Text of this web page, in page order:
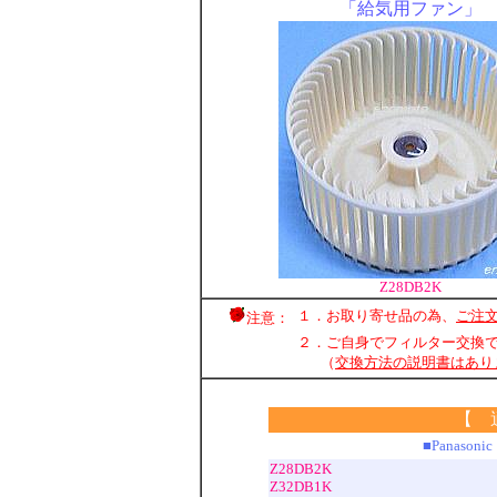
「給気用ファン」
Z28DB2K
注意：
１．お取り寄せ品の為、 ご注
２．ご自身でフィルター交換
（交換方法の説明書はあ
【
Z28DB2K
Z32DB1K